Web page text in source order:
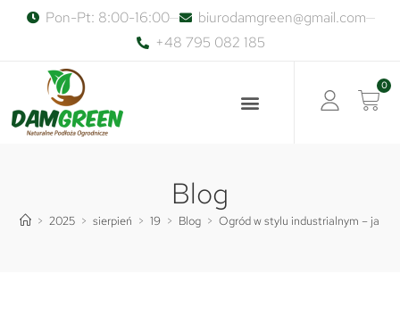
Pon-Pt: 8:00-16:00
biurodamgreen@gmail.com
+48 795 082 185
0
Blog
> 2025 > sierpień > 19 > Blog > Ogród w stylu industrialnym – jak